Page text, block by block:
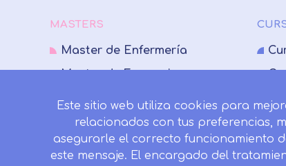
MASTERS
Master de Enfermería
Master de Farmacia
Master de Medicina
Master de Nutrición
Este sitio web utiliza cookies para
relacionados con tus preferencias,
asegurarle el correcto funcionamiento
este mensaje. El encargado del